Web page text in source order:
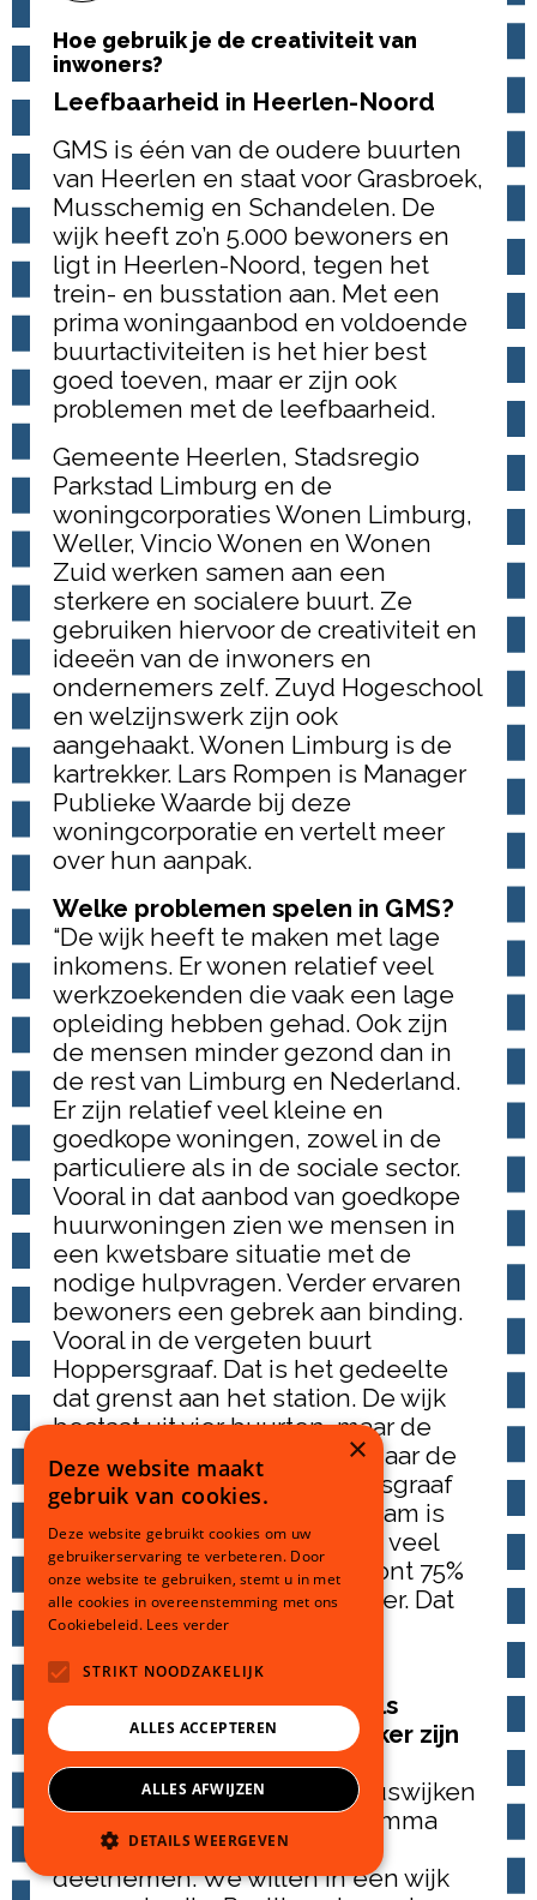
Hoe gebruik je de creativiteit van
inwoners?
Leefbaarheid in Heerlen-Noord
GMS is één van de oudere buurten
van Heerlen en staat voor Grasbroek,
Musschemig en Schandelen. De
wijk heeft zo’n 5.000 bewoners en
ligt in Heerlen-Noord, tegen het
trein- en busstation aan. Met een
prima woningaanbod en voldoende
buurtactiviteiten is het hier best
goed toeven, maar er zijn ook
problemen met de leefbaarheid.
Gemeente Heerlen, Stadsregio
Parkstad Limburg en de
woningcorporaties Wonen Limburg,
Weller, Vincio Wonen en Wonen
Zuid werken samen aan een
sterkere en socialere buurt. Ze
gebruiken hiervoor de creativiteit en
ideeën van de inwoners en
ondernemers zelf. Zuyd Hogeschool
en welzijnswerk zijn ook
aangehaakt. Wonen Limburg is de
kartrekker. Lars Rompen is Manager
Publieke Waarde bij deze
woningcorporatie en vertelt meer
over hun aanpak.
Welke problemen spelen in GMS?
“De wijk heeft te maken met lage
inkomens. Er wonen relatief veel
werkzoekenden die vaak een lage
opleiding hebben gehad. Ook zijn
de mensen minder gezond dan in
de rest van Limburg en Nederland.
Er zijn relatief veel kleine en
goedkope woningen, zowel in de
particuliere als in de sociale sector.
Vooral in dat aanbod van goedkope
huurwoningen zien we mensen in
een kwetsbare situatie met de
nodige hulpvragen. Verder ervaren
bewoners een gebrek aan binding.
Vooral in de vergeten buurt
Hoppersgraaf. Dat is het gedeelte
dat grenst aan het station. De wijk
bestaat uit vier buurten, maar de
naam ‘GMS’ verwijst alleen naar de
eerste drie buurten. Hoppersgraaf
komt daar niet in voor. Die naam is
minder goed bekend. Hier is veel
verloop. Binnen tien jaar woont 75%
van de bewoners er niet meer. Dat
heeft impact op hoe de wijk
functioneert.”
Wat is de reden dat jullie als
Wonen Limburg de kartrekker zijn
in deze aanpak?
“GMS is een van de drie focuswijken
binnen het Nationaal Programma
Heerlen-Noord, waar wij aan
deelnemen. We willen in een wijk
×
Deze website maakt
gebruik van cookies.
Deze website gebruikt cookies om uw
gebruikerservaring te verbeteren. Door
onze website te gebruiken, stemt u in met
alle cookies in overeenstemming met ons
Cookiebeleid. Lees verder
STRIKT NOODZAKELIJK
ALLES ACCEPTEREN
ALLES AFWIJZEN
DETAILS WEERGEVEN